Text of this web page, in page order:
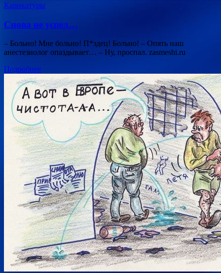
Карикатуры
Снова не успел…
– Больно! Мне больно! П*здец! Больно! – Опять наш
анестезиолог опаздывает… – Ну, проспал. zasmeshi.ru
Подробнее